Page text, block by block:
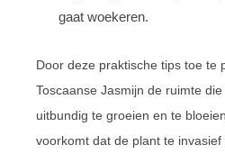
gaat woekeren.
Door deze praktische tips toe te
Toscaanse Jasmijn de ruimte
uitbundig te groeien en te
voorkomt dat de plant te invasief